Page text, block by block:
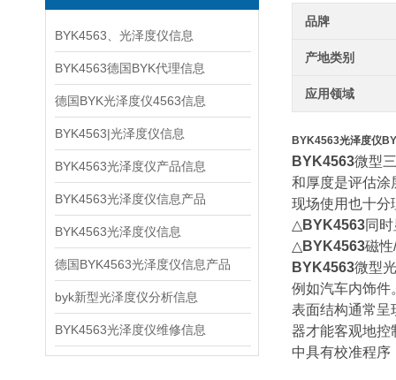
BYK4563、光泽度仪信息
BYK4563德国BYK代理信息
德国BYK光泽度仪4563信息
BYK4563|光泽度仪信息
BYK4563光泽度仪产品信息
BYK4563光泽度仪信息产品
BYK4563光泽度仪信息
德国BYK4563光泽度仪信息产品
byk新型光泽度仪分析信息
BYK4563光泽度仪维修信息
品牌
产地类别
应用领域
BYK4563光泽度仪
BYK4563微型
和厚度是评估涂
现场使用也十分
△ BYK4563同
△ BYK4563磁
BYK4563微型
例如汽车内饰件
表面结构通常呈
器才能客观地控
中具有校准程序